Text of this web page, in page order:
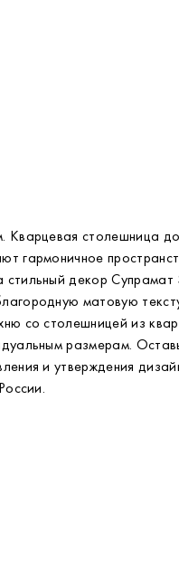
Кварцевая столешница
гармоничное
декор
матовую
со столешницей из
размерам.
и утверждения